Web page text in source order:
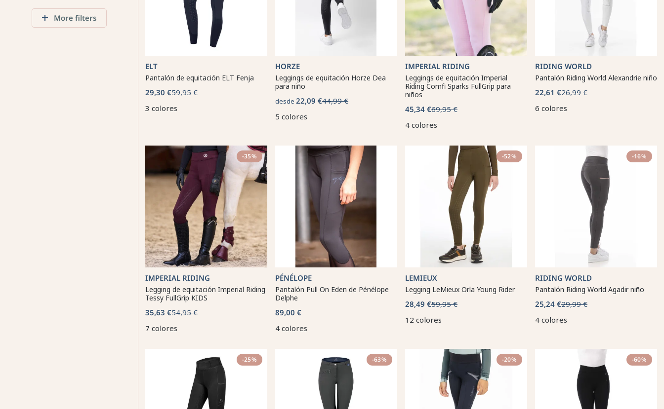
More filters
ELT
Pantalón de equitación ELT Fenja
29,30 €59,95 €
3 colores
HORZE
Leggings de equitación Horze Dea
para niño
desde 22,09 €44,99 €
5 colores
IMPERIAL RIDING
Leggings de equitación Imperial
Riding Comfi Sparks FullGrip para
niños
45,34 €69,95 €
4 colores
RIDING WORLD
Pantalón Riding World Alexandrie niño
22,61 €26,99 €
6 colores
-35%
IMPERIAL RIDING
Legging de equitación Imperial Riding
Tessy FullGrip KIDS
35,63 €54,95 €
7 colores
PÉNÉLOPE
Pantalón Pull On Eden de Pénélope
Delphe
89,00 €
4 colores
-52%
LEMIEUX
Legging LeMieux Orla Young Rider
28,49 €59,95 €
12 colores
-16%
RIDING WORLD
Pantalón Riding World Agadir niño
25,24 €29,99 €
4 colores
-25% -63% -20% -60%